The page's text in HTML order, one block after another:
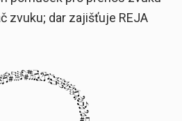
zvuku; dar zajišťuje REJA